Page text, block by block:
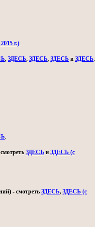
г.).
, ЗДЕСЬ, ЗДЕСЬ, ЗДЕСЬ и ЗДЕСЬ.
.
ЗДЕСЬ и ЗДЕСЬ (с
- смотреть ЗДЕСЬ, ЗДЕСЬ (с